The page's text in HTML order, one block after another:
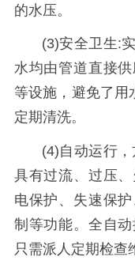
的水压。
(3)安全卫生:
水均由管道直接
等设施，避免了用
定期清洗。
(4)自动运行
具有过流、过压
电保护、失速保
制等功能。全自
只需派人定期检查